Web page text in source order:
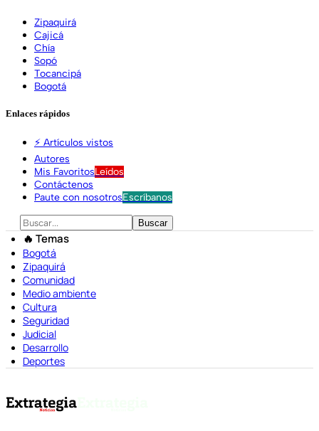
Zipaquirá
Cajicá
Chía
Sopó
Tocancipá
Bogotá
Enlaces rápidos
⚡️ Artículos vistos
Autores
Mis FavoritosLeídos
Contáctenos
Paute con nosotrosEscríbanos
🔥 Temas
Bogotá
Zipaquirá
Comunidad
Medio ambiente
Cultura
Seguridad
Judicial
Desarrollo
Deportes